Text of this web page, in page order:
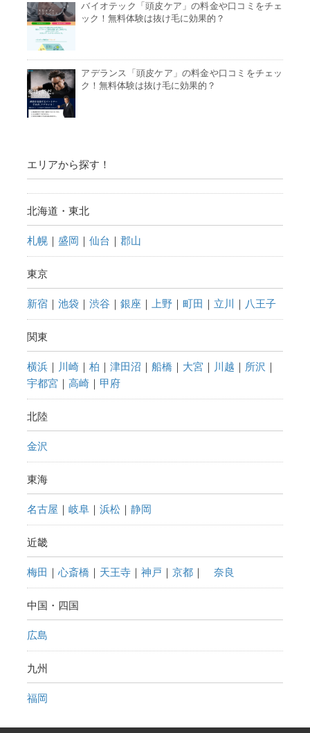
バイオテック「頭皮ケア」の料金や口コミをチェ
ック！無料体験は抜け毛に効果的？
アデランス「頭皮ケア」の料金や口コミをチェッ
ク！無料体験は抜け毛に効果的？
エリアから探す！
北海道・東北
札幌 ｜盛岡 ｜仙台 ｜郡山
東京
新宿 ｜池袋 ｜渋谷 ｜銀座 ｜ 上野 ｜町田 ｜ 立川 ｜ 八王子
関東
横浜 ｜ 川崎 ｜柏 ｜津田沼 ｜船橋 ｜ 大宮 ｜ 川越 ｜ 所沢 ｜
宇都宮 ｜高崎 ｜ 甲府
北陸
金沢
東海
名古屋 ｜岐阜 ｜浜松 ｜静岡
近畿
梅田 ｜心斎橋 ｜ 天王寺 ｜神戸 ｜京都 ｜奈良
中国・四国
広島
九州
福岡